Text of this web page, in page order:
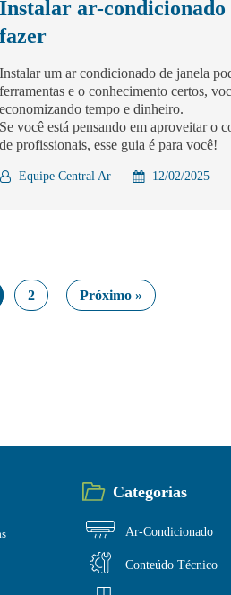
Instalar ar-condicionado
fazer
Instalar um ar condicionado de janela
ferramentas e o conhecimento certos,
economizando tempo e dinheiro.
Se você está pensando em aproveitar o
de profissionais, esse guia é para você!
Equipe Central Ar 12/02/2025
2 Próximo »
Categorias
Ar-Condicionado
Conteúdo Técnico